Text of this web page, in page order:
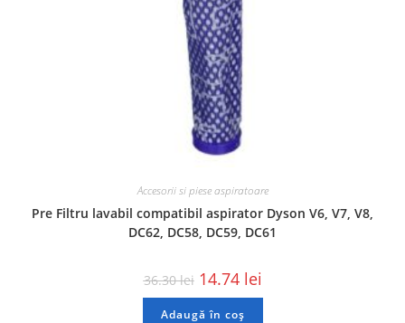
Accesorii si piese aspiratoare
Pre Filtru lavabil compatibil aspirator Dyson V6, V7, V8,
DC62, DC58, DC59, DC61
36.30lei 14.74 lei
Adaugă în coș